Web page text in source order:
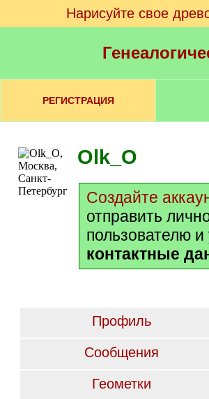
Нарисуйте свое
РЕГИСТРАЦИЯ
Olk_O
Создайте
отправить
пользователю
контактные
Профиль
Сообщения
Геометки